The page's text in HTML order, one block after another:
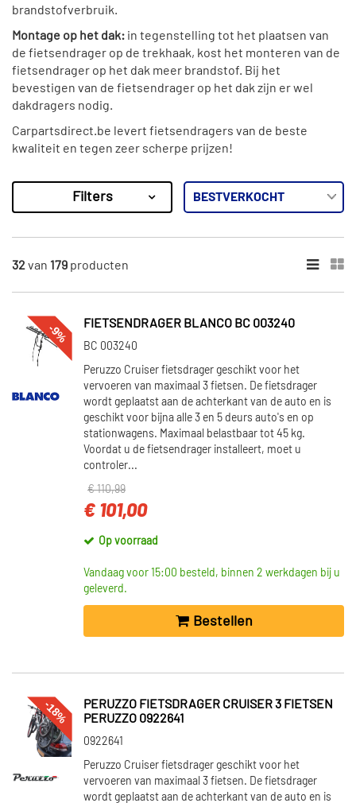
brandstofverbruik.
Montage op het dak: in tegenstelling tot het plaatsen van
de fietsendrager op de trekhaak, kost het monteren van de
fietsendrager op het dak meer brandstof. Bij het
bevestigen van de fietsendrager op het dak zijn er wel
dakdragers nodig.
Carpartsdirect.be levert fietsendragers van de beste
kwaliteit en tegen zeer scherpe prijzen!
Resultaten
×
Dt Spare Parts (11)
S-TR (1)
Van Wezel (109)
FAG (1)
CATEGORIEËN
Uitlaat montageset (1)
INBOUWPLAATS
Rechts voor (113)
Links voor (112)
VOORRAAD
Op voorraad (106)
Niet op voorraad (73)
Filters
32van 179 producten
-9% FIETSENDRAGER BLANCO BC 003240
BC 003240
Peruzzo Cruiser fietsdrager geschikt voor het
vervoeren van maximaal 3 fietsen. De fietsdrager
wordt geplaatst aan de achterkant van de auto en is
geschikt voor bijna alle 3 en 5 deurs auto's en op
stationwagens. Maximaal belastbaar tot 45 kg.
Voordat u de fietsendrager installeert, moet u
controler...
€ 110,99
€ 101,00
Op voorraad
Vandaag voor 15:00 besteld, binnen 2 werkdagen bij u
geleverd.
Bestellen
-18%
PERUZZO FIETSDRAGER CRUISER 3 FIETSEN
PERUZZO 0922641
0922641
Peruzzo Cruiser fietsdrager geschikt voor het
vervoeren van maximaal 3 fietsen. De fietsdrager
wordt geplaatst aan de achterkant van de auto en is